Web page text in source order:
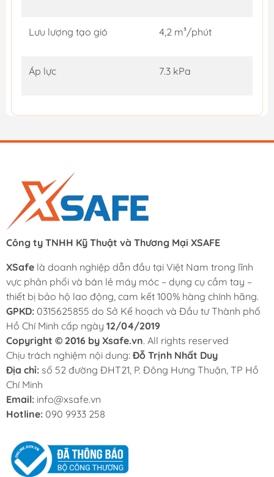
Lưu lượng tạo gió 4,2 m³/phút
Áp lực 7.3 kPa
Công ty TNHH Kỹ Thuật và Thương Mại XSAFE
XSafe là doanh nghiệp dẫn đầu tại Việt Nam trong lĩnh
vực phân phối và bán lẻ máy móc – dụng cụ cầm tay –
thiết bị bảo hộ lao động, cam kết 100% hàng chính hãng.
GPKD: 0315625855 do Sở Kế hoạch và Đầu tư Thành phố
Hồ Chí Minh cấp ngày 12/04/2019
Copyright © 2016 by Xsafe.vn. All rights reserved
Chịu trách nghiệm nội dung: Đỗ Trịnh Nhất Duy
Địa chỉ: số 52 đường ĐHT21, P. Đông Hưng Thuận, TP Hồ
Chí Minh
Email: info@xsafe.vn
Hotline: 090 9933 258